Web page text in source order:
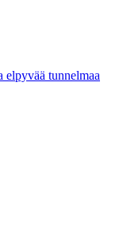
tunnelmaa